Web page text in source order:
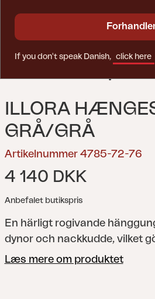
ILLORA
GRÅ/GRÅ
Artikelnummer 4785-72-76
4 140 DKK
Anbefalet butikspris
En härligt rogivande
dynor och nackkudde, vilket
sköna, lata dagar. Gungan är
Læs mere om produktet
If you don't speak Danish, click here